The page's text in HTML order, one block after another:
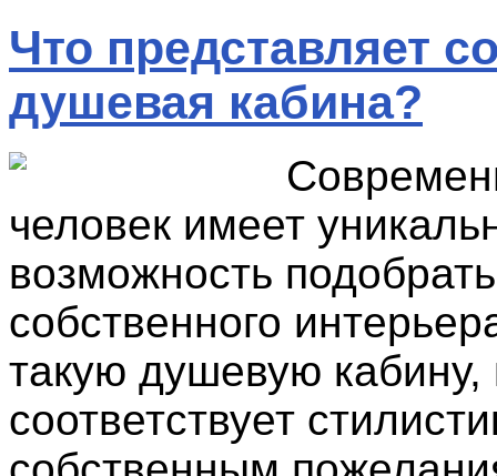
Что представляет
душевая кабина?
человек имеет
возможность
собственного
такую душевую кабину,
соответствует